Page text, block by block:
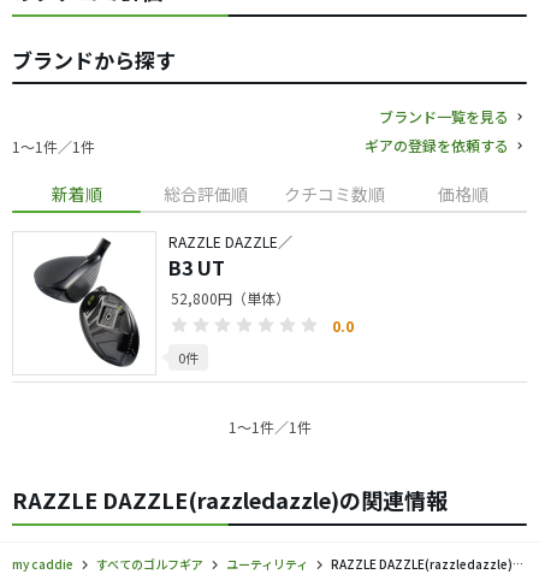
ブランドから探す
1〜1件／1件
ブランド一覧を見る
ギアの登録を依頼する
新着順 総合評価順 クチコミ数順 価格順
RAZZLE DAZZLE／
B3 UT
52,800円（単体）
0.0
0件
1〜1件／1件
RAZZLE DAZZLE(razzledazzle)の関連情報
my caddie すべてのゴルフギア ユーティリティ
RAZZLE DAZZLE(razzledazzle)／ユーティリティの口コミ評価